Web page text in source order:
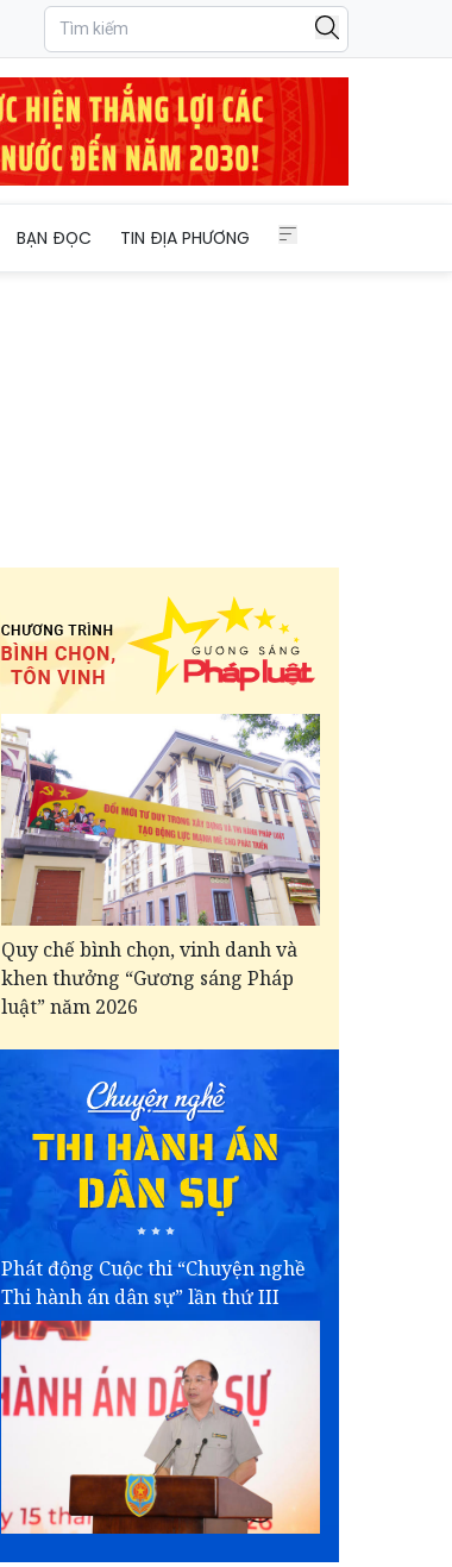
BẠN ĐỌC TIN ĐỊA PHƯƠNG
Quy chế bình chọn, vinh danh và
khen thưởng “Gương sáng Pháp
luật” năm 2026
Phát động Cuộc thi “Chuyện nghề
Thi hành án dân sự” lần thứ III